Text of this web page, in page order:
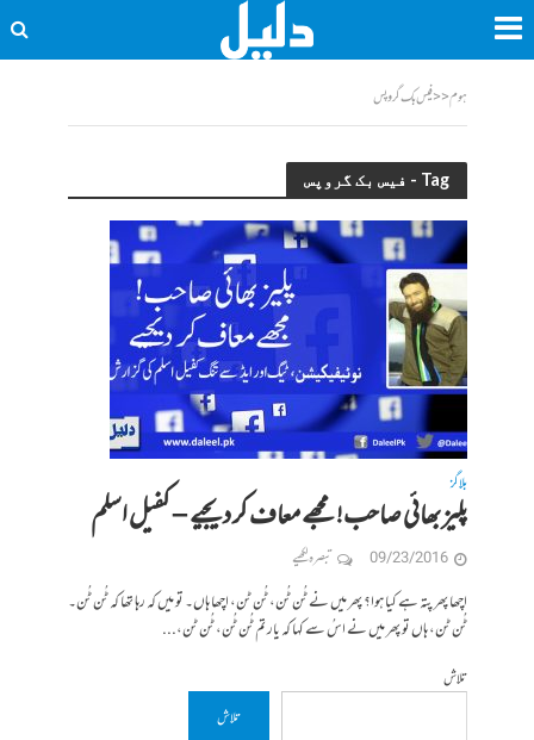
ہوم<<فیس بک گروپس
Tag - فیس بک گروپس
بلاگز
پلیز بھائی صاحب! مجھے معاف کر دیجیے – کفیل اسلم
09/23/2016 تبصرہ لکھیے
اچھا پھر پتہ ہے کیا ہوا؟ پھر میں نے ٹُن ٹُن، ٹُن ٹن، اچھا ہاں۔ تو میں کہ رہا تھا کہ ٹُن ٹُن۔
ٹُن ٹن، ہاں تو پھر میں نے اسُ سے کہا کہ یار تم ٹُن ٹُن، ٹُن ٹن،...
تلاش
تلاش